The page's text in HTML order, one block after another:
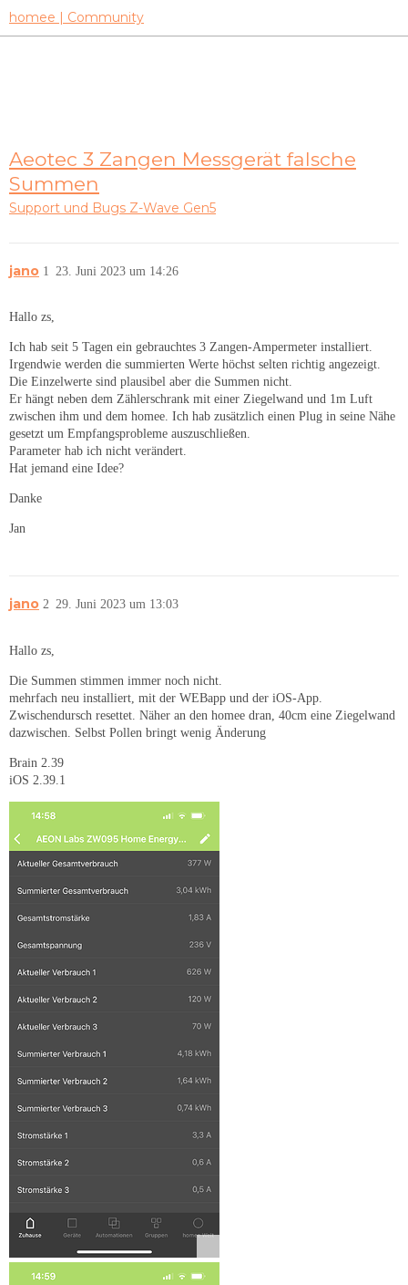
homee | Community
Aeotec 3 Zangen Messgerät falsche
Summen
Support und Bugs Z-Wave Gen5
jano 23. Juni 2023 um 14:26
1
Hallo zs,
Ich hab seit 5 Tagen ein gebrauchtes 3 Zangen-Ampermeter installiert.
Irgendwie werden die summierten Werte höchst selten richtig angezeigt.
Die Einzelwerte sind plausibel aber die Summen nicht.
Er hängt neben dem Zählerschrank mit einer Ziegelwand und 1m Luft
zwischen ihm und dem homee. Ich hab zusätzlich einen Plug in seine Nähe
gesetzt um Empfangsprobleme auszuschließen.
Parameter hab ich nicht verändert.
Hat jemand eine Idee?
Danke
Jan
jano 29. Juni 2023 um 13:03
2
Hallo zs,
Die Summen stimmen immer noch nicht.
mehrfach neu installiert, mit der WEBapp und der iOS-App.
Zwischendursch resettet. Näher an den homee dran, 40cm eine Ziegelwand
dazwischen. Selbst Pollen bringt wenig Änderung
Brain 2.39
iOS 2.39.1